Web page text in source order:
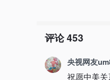
评论453
央视网友
祝愿中美